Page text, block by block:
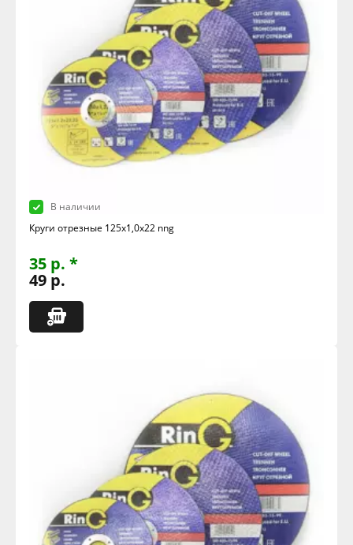
В наличии
Круги отрезные 125х1,0х22 nng
35 р. *
49 р.